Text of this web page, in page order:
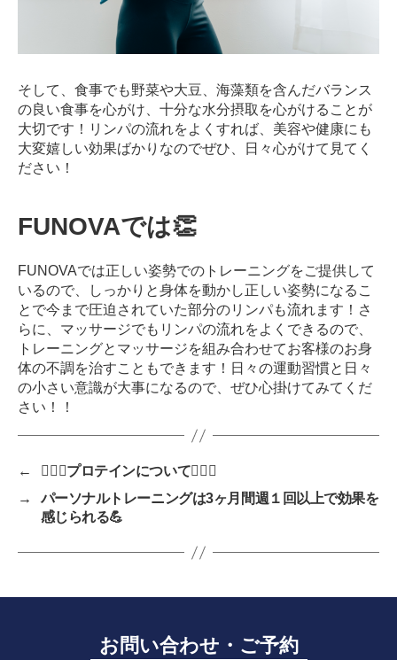
そして、食事でも野菜や大豆、海藻類を含んだバランス
の良い食事を心がけ、十分な水分摂取を心がけることが
大切です！ リンパの流れをよくすれば、美容や健康にも
大変嬉しい効果ばかりなのでぜひ、日々心がけて見てく
ださい！
FUNOVAでは👏
FUNOVAでは正しい姿勢でのトレーニングをご提供して
いるので、しっかりと身体を動かし正しい姿勢になるこ
とで今まで圧迫されていた部分のリンパも流れます！さ
らに、マッサージでもリンパの流れをよくできるので、
トレーニングとマッサージを組み合わせてお客様のお身
体の不調を治すこともできます！ 日々の運動習慣と日々
の小さい意識が大事になるので、ぜひ心掛けてみてくだ
さい！！
←
🏋🏼‍♀️プロテインについて🏋🏼‍♀️
→
パーソナルトレーニングは3ヶ月間週１回以上で効果を
感じられる💪
お問い合わせ・ご予約